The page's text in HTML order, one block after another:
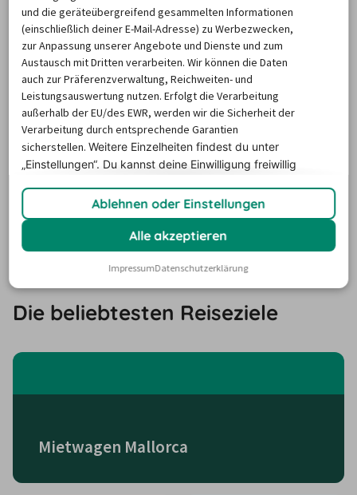
Ob am Flughafen, Bahnhof oder in der Nähe der
Unterkunft: Der billiger-mietwagen.de Abhol-Atlas zeigt
alle nahegelegenen Autovermietungen und
Rückgabestationen in Navegantes. Für Städtetrips,
Landpartien…und mehr Flexibilität im Urlaub! Na, wo
soll der Roadtrip starten?
anzuzeigen, aktiviere bitte Cookies.
Klicke hier, um deine Cookie-Einstellungen zu
Die beliebtesten Reiseziele
Mietwagen Mallorca
und die geräteübergreifend gesammelten Informationen
(einschließlich deiner E-Mail-Adresse) zu Werbezwecken,
zur Anpassung unserer Angebote und Dienste und zum
Austausch mit Dritten verarbeiten. Wir können die Daten
auch zur Präferenzverwaltung, Reichweiten- und
Leistungsauswertung nutzen. Erfolgt die Verarbeitung
außerhalb der EU/des EWR, werden wir die Sicherheit der
Verarbeitung durch entsprechende Garantien
sicherstellen.Weitere Einzelheiten findest du unter
„Einstellungen“. Du kannst deine Einwilligung freiwillig
Ablehnen oder Einstellungen
Alle akzeptieren
ImpressumDatenschutzerklärung